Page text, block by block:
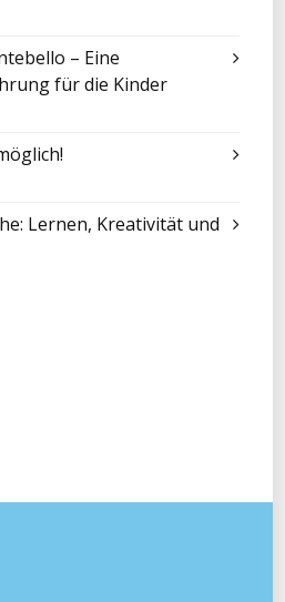
– Eine
für die Kinder
Lernen, Kreativität und